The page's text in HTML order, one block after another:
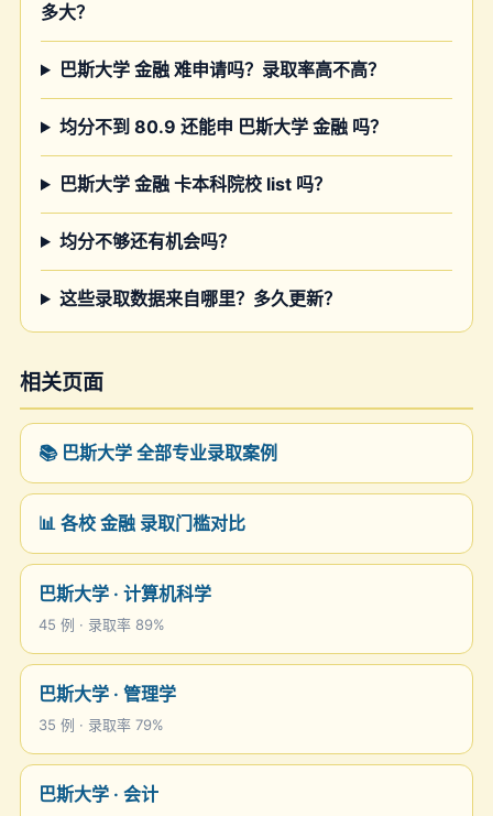
多大？
巴斯大学 金融 难申请吗？录取率高不高？
均分不到 80.9 还能申 巴斯大学 金融 吗？
巴斯大学 金融 卡本科院校 list 吗？
均分不够还有机会吗？
这些录取数据来自哪里？多久更新？
相关页面
📚 巴斯大学 全部专业录取案例
📊 各校 金融 录取门槛对比
巴斯大学 · 计算机科学
45 例 · 录取率 89%
巴斯大学 · 管理学
35 例 · 录取率 79%
巴斯大学 · 会计